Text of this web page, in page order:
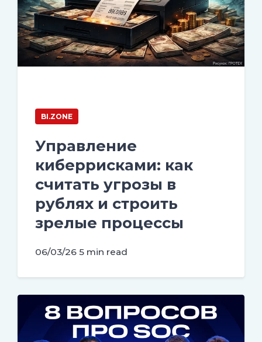
BI.ZONE
Управление
киберрисками: как
считать угрозы в
рублях и строить
зрелые процессы
06/03/26 5 min read